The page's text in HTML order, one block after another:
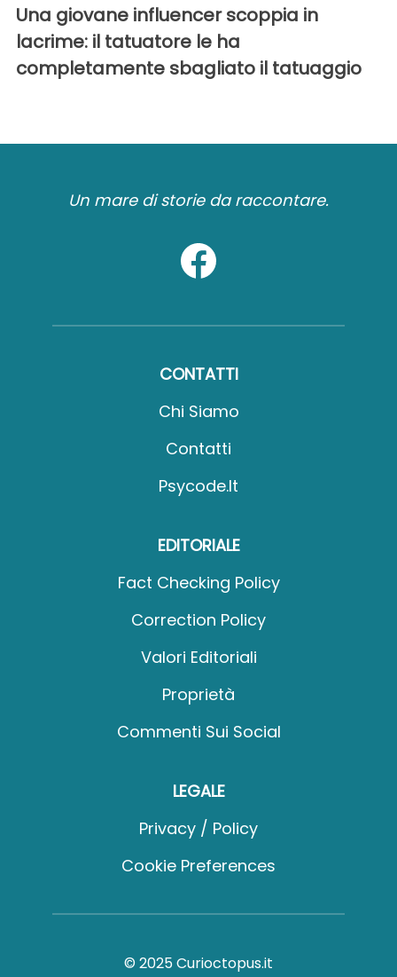
Una giovane influencer scoppia in
lacrime: il tatuatore le ha
completamente sbagliato il tatuaggio
Un mare di storie da raccontare.
CONTATTI
Chi Siamo
Contatti
Psycode.it
EDITORIALE
Fact Checking Policy
Correction Policy
Valori Editoriali
Proprietà
Commenti Sui Social
LEGALE
Privacy / Policy
Cookie Preferences
© 2025 Curioctopus.it